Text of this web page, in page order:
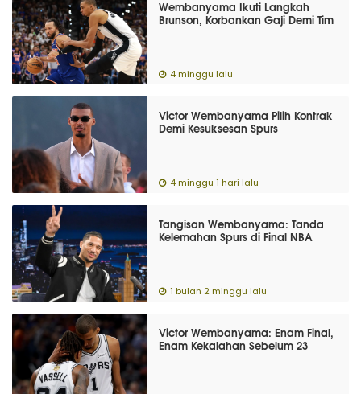
Wembanyama Ikuti Langkah
Brunson, Korbankan Gaji Demi Tim
4 minggu lalu
Victor Wembanyama Pilih Kontrak
Demi Kesuksesan Spurs
4 minggu 1 hari lalu
Tangisan Wembanyama: Tanda
Kelemahan Spurs di Final NBA
1 bulan 2 minggu lalu
Victor Wembanyama: Enam Final,
Enam Kekalahan Sebelum 23